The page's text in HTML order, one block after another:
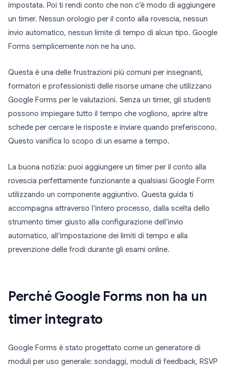
impostata. Poi ti rendi conto che non c’è modo di aggiungere
un timer. Nessun orologio per il conto alla rovescia, nessun
invio automatico, nessun limite di tempo di alcun tipo. Google
Forms semplicemente non ne ha uno.
Questa è una delle frustrazioni più comuni per insegnanti,
formatori e professionisti delle risorse umane che utilizzano
Google Forms per le valutazioni. Senza un timer, gli studenti
possono impiegare tutto il tempo che vogliono, aprire altre
schede per cercare le risposte e inviare quando preferiscono.
Questo vanifica lo scopo di un esame a tempo.
La buona notizia: puoi aggiungere un timer per il conto alla
rovescia perfettamente funzionante a qualsiasi Google Form
utilizzando un componente aggiuntivo. Questa guida ti
accompagna attraverso l’intero processo, dalla scelta dello
strumento timer giusto alla configurazione dell’invio
automatico, all’impostazione dei limiti di tempo e alla
prevenzione delle frodi durante gli esami online.
Perché Google Forms non ha un
timer integrato
Google Forms è stato progettato come un generatore di
moduli per uso generale: sondaggi, moduli di feedback, RSVP